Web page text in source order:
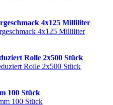
4x125 Milliliter
Rolle 2x500 Stück
100 Stück